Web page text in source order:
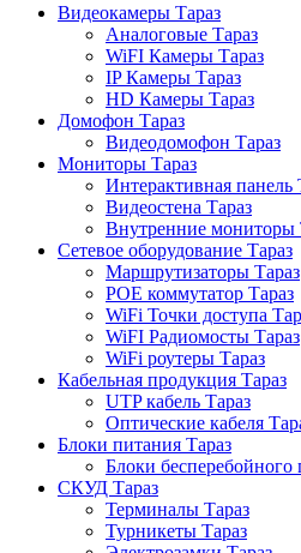
Видеокамеры Тараз
Аналоговые Тараз
WiFI Камеры Тараз
IP Камеры Тараз
HD Камеры Тараз
Домофон Тараз
Видеодомофон Тараз
Мониторы Тараз
Интерактивная панель
Видеостена Тараз
Внутренние мониторы
Сетевое оборудование Тараз
Маршрутизаторы Тараз
POE коммутатор Тараз
WiFi Точки доступа
WiFI Радиомосты Тараз
WiFi роутеры Тараз
Кабельная продукция Тараз
UTP кабель Тараз
Оптические кабеля
Блоки питания Тараз
Блоки бесперебойного
СКУД Тараз
Терминалы Тараз
Турникеты Тараз